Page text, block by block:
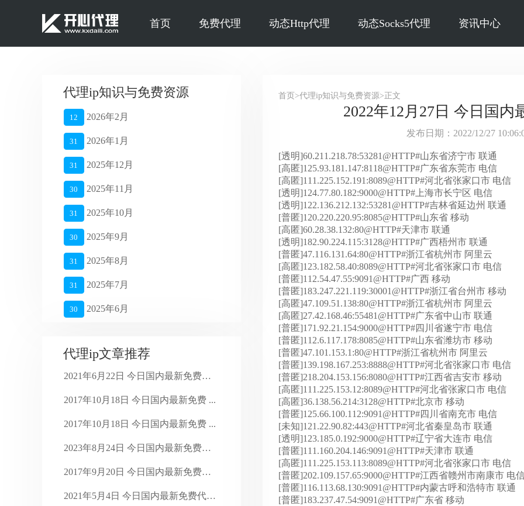
首页 免费代理 动态Http代理 动态Socks5代理 资讯中心
代理ip知识与免费资源
12 2026年2月
31 2026年1月
31 2025年12月
30 2025年11月
31 2025年10月
30 2025年9月
31 2025年8月
31 2025年7月
30 2025年6月
26 2025年4月
27 2025年3月
28 2025年2月
16 2025年1月
28 2024年4月
30 2024年3月
29 2024年2月
代理ip文章推荐
2021年6月22日 今日国内最新免费代 ...
2017年10月18日 今日国内最新免费 ...
2017年10月18日 今日国内最新免费 ...
2023年8月24日 今日国内最新免费代 ...
2017年9月20日 今日国内最新免费代 ...
2021年5月4日 今日国内最新免费代理 ...
首页>代理ip知识与免费资源>正文
2022年12月27日 今日国内
发布日期：2022/12/27
[透明]60.211.218.78:53281@HTTP#山东省济宁市 联通
[高匿]125.93.181.147:8118@HTTP#广东省东莞市 电信
[高匿]111.225.152.191:8089@HTTP#河北省张家口市 电信
[透明]124.77.80.182:9000@HTTP#上海市长宁区 电信
[透明]122.136.212.132:53281@HTTP#吉林省延边州 联通
[普匿]120.220.220.95:8085@HTTP#山东省 移动
[高匿]60.28.38.132:80@HTTP#天津市 联通
[透明]182.90.224.115:3128@HTTP#广西梧州市 联通
[普匿]47.116.131.64:80@HTTP#浙江省杭州市 阿里云
[高匿]123.182.58.40:8089@HTTP#河北省张家口市 电信
[普匿]112.54.47.55:9091@HTTP#广西 移动
[普匿]183.247.221.119:30001@HTTP#浙江省台州市 移动
[高匿]47.109.51.138:80@HTTP#浙江省杭州市 阿里云
[高匿]27.42.168.46:55481@HTTP#广东省中山市 联通
[普匿]171.92.21.154:9000@HTTP#四川省遂宁市 电信
[普匿]112.6.117.178:8085@HTTP#山东省潍坊市 移动
[普匿]47.101.153.1:80@HTTP#浙江省杭州市 阿里云
[普匿]139.198.167.253:8888@HTTP#河北省张家口市 电信
[普匿]218.204.153.156:8080@HTTP#江西省吉安市 移动
[高匿]111.225.153.12:8089@HTTP#河北省张家口市 电信
[高匿]36.138.56.214:3128@HTTP#北京市 移动
[普匿]125.66.100.112:9091@HTTP#四川省南充市 电信
[未知]121.22.90.82:443@HTTP#河北省秦皇岛市 联通
[透明]123.185.0.192:9000@HTTP#辽宁省大连市 电信
[普匿]111.160.204.146:9091@HTTP#天津市 联通
[高匿]111.225.153.113:8089@HTTP#河北省张家口市 电信
[普匿]202.109.157.65:9000@HTTP#江西省赣州市南康市 电
[普匿]116.113.68.130:9091@HTTP#内蒙古呼和浩特市 联通
[普匿]183.237.47.54:9091@HTTP#广东省 移动